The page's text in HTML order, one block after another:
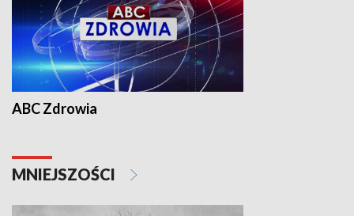
ABC Zdrowia
MNIEJSZOŚCI